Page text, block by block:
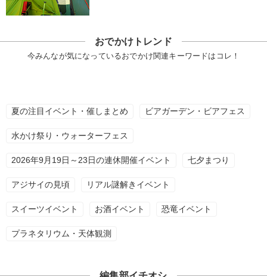
おでかけトレンド
今みんなが気になっているおでかけ関連キーワードはコレ！
夏の注目イベント・催しまとめ ビアガーデン・ビアフェス
水かけ祭り・ウォーターフェス
2026年9月19日～23日の連休開催イベント 七夕まつり
アジサイの見頃 リアル謎解きイベント
スイーツイベント お酒イベント 恐竜イベント
プラネタリウム・天体観測